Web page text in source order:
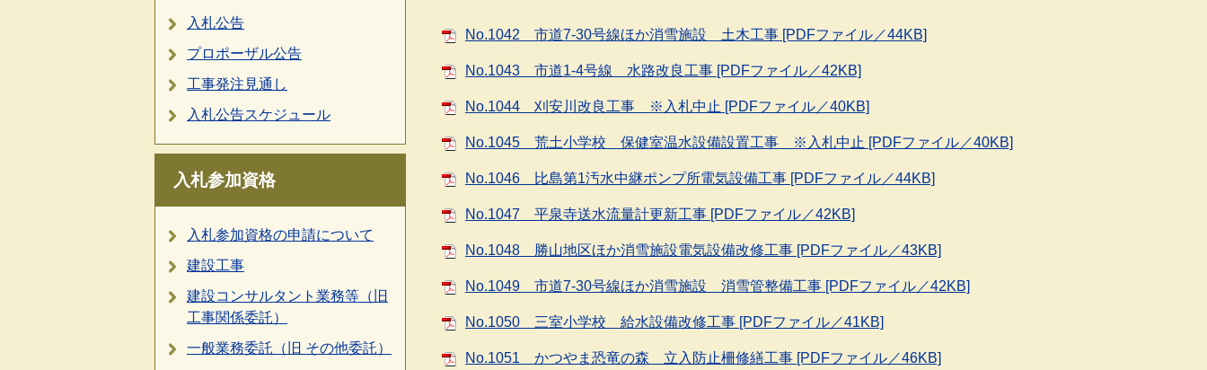
入札公告
プロポーザル公告
工事発注見通し
入札公告スケジュール
入札参加資格
入札参加資格の申請について
建設工事
建設コンサルタント業務等（旧
工事関係委託）
一般業務委託（旧 その他委託）
No.1042 市道7-30号線ほか消雪施設 土木工事 [PDFファイル／44KB]
No.1043 市道1-4号線 水路改良工事 [PDFファイル／42KB]
No.1044 刈安川改良工事 ※入札中止 [PDFファイル／40KB]
No.1045 荒土小学校 保健室温水設備設置工事 ※入札中止 [PDFファイル／40KB]
No.1046 比島第1汚水中継ポンプ所電気設備工事 [PDFファイル／44KB]
No.1047 平泉寺送水流量計更新工事 [PDFファイル／42KB]
No.1048 勝山地区ほか消雪施設電気設備改修工事 [PDFファイル／43KB]
No.1049 市道7-30号線ほか消雪施設 消雪管整備工事 [PDFファイル／42KB]
No.1050 三室小学校 給水設備改修工事 [PDFファイル／41KB]
No.1051 かつやま恐竜の森 立入防止柵修繕工事 [PDFファイル／46KB]